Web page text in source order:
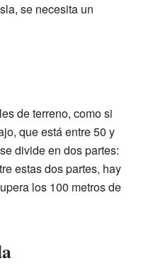
se necesita un
de terreno, como si
que está entre 50 y
divide en dos partes:
estas dos partes, hay
los 100 metros de